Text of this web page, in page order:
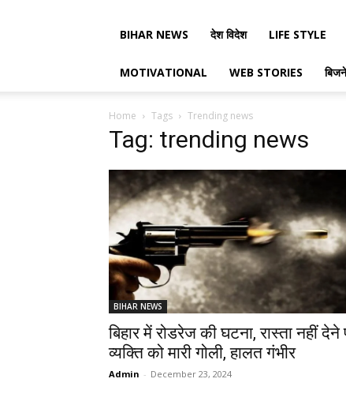
BIHAR NEWS देश विदेश LIFE STYLE
MOTIVATIONAL WEB STORIES
Home Tags Trending news
Tag: trending news
BIHAR NEWS
बिहार में रोडरेज की घटना, रास्ता नहीं देने
व्यक्ति को मारी गोली, हालत गंभीर
Admin - December 23, 2024